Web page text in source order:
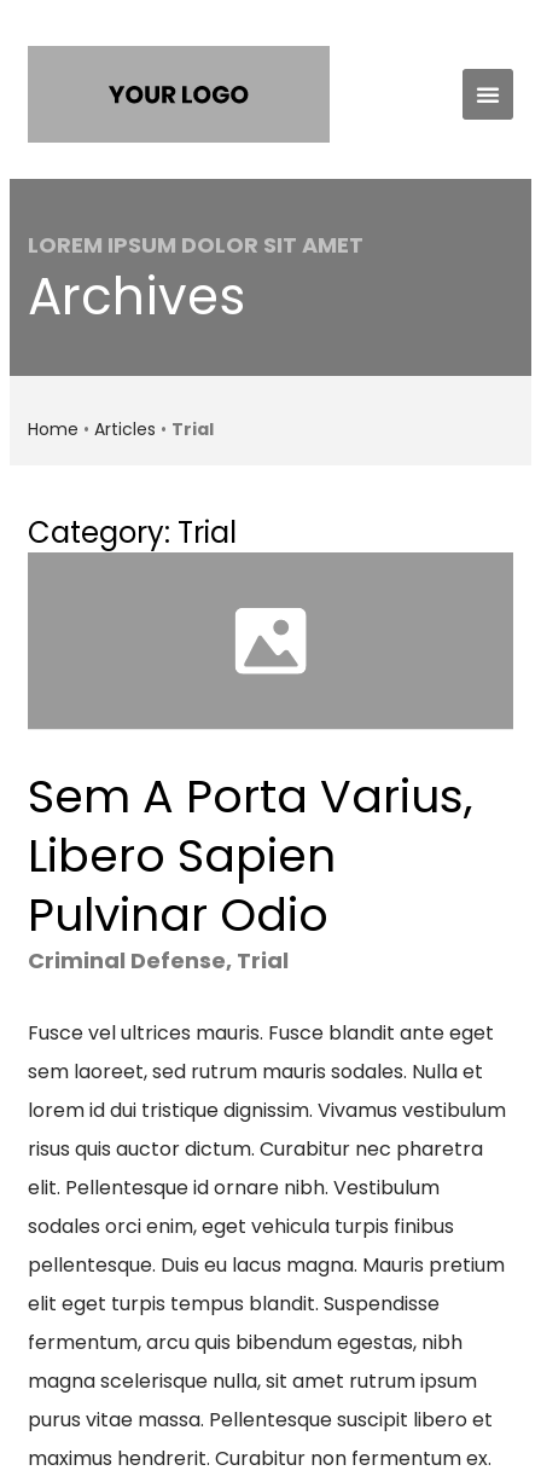
LOREM IPSUM DOLOR SIT AMET
Archives
Home • Articles • Trial
Category: Trial
Sem A Porta Varius,
Libero Sapien
Pulvinar Odio
Criminal Defense, Trial
Fusce vel ultrices mauris. Fusce blandit ante eget
sem laoreet, sed rutrum mauris sodales. Nulla et
lorem id dui tristique dignissim. Vivamus vestibulum
risus quis auctor dictum. Curabitur nec pharetra
elit. Pellentesque id ornare nibh. Vestibulum
sodales orci enim, eget vehicula turpis finibus
pellentesque. Duis eu lacus magna. Mauris pretium
elit eget turpis tempus blandit. Suspendisse
fermentum, arcu quis bibendum egestas, nibh
magna scelerisque nulla, sit amet rutrum ipsum
purus vitae massa. Pellentesque suscipit libero et
maximus hendrerit. Curabitur non fermentum ex.